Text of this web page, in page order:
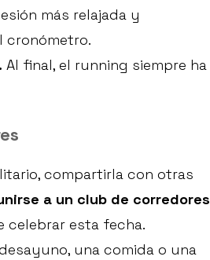
más relajada y
cronómetro.
Al final, el running siempre ha
compartirla con otras
a un club de corredores
celebrar esta fecha.
una comida o una